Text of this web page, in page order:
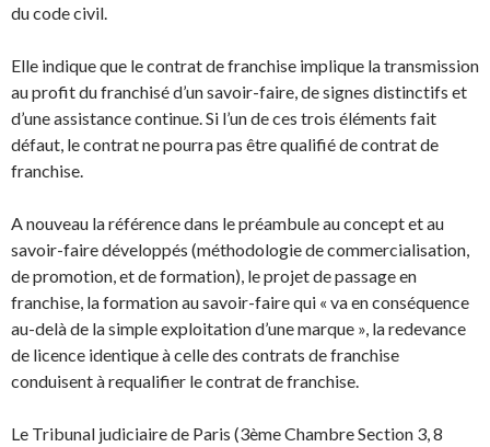
du code civil.
Elle indique que le contrat de franchise implique la transmission
au profit du franchisé d’un savoir-faire, de signes distinctifs et
d’une assistance continue. Si l’un de ces trois éléments fait
défaut, le contrat ne pourra pas être qualifié de contrat de
franchise.
A nouveau la référence dans le préambule au concept et au
savoir-faire développés (méthodologie de commercialisation,
de promotion, et de formation), le projet de passage en
franchise, la formation au savoir-faire qui « va en conséquence
au-delà de la simple exploitation d’une marque », la redevance
de licence identique à celle des contrats de franchise
conduisent à requalifier le contrat de franchise.
Le Tribunal judiciaire de Paris (3ème Chambre Section 3, 8